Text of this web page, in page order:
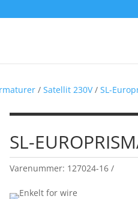
/Satellit 230V/SL-
SL-
Varenummer: 127024-16